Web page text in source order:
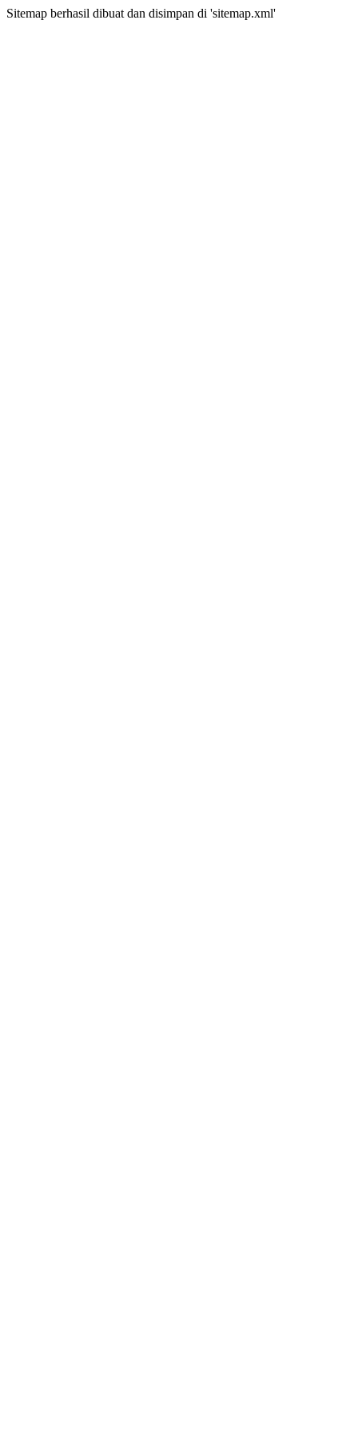
Sitemap berhasil dibuat dan disimpan di 'sitemap.xml'